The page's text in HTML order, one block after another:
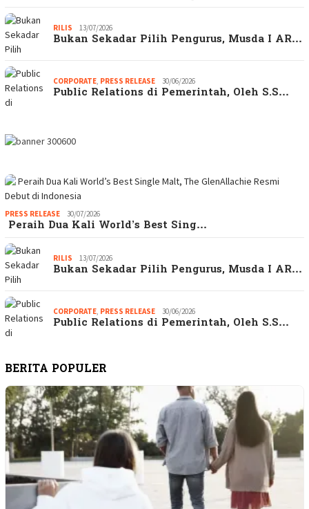
RILIS 13/07/2026
Bukan Sekadar Pilih Pengurus, Musda I AR…
CORPORATE, PRESS RELEASE 30/06/2026
Public Relations di Pemerintah, Oleh S.S…
PRESS RELEASE 30/07/2026
Peraih Dua Kali World’s Best Sing…
RILIS 13/07/2026
Bukan Sekadar Pilih Pengurus, Musda I AR…
CORPORATE, PRESS RELEASE 30/06/2026
Public Relations di Pemerintah, Oleh S.S…
BERITA POPULER